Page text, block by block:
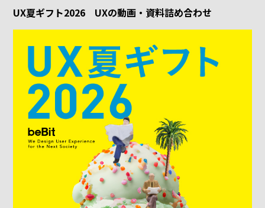
UX夏ギフト2026 UXの動画・資料詰め合わせ